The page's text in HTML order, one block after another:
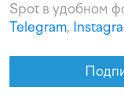
Spot в удобном
Telegram,